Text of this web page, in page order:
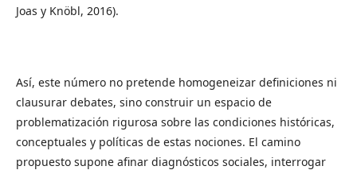
Joas y Knöbl, 2016).
Así, este número no pretende homogeneizar definiciones ni
clausurar debates, sino construir un espacio de
problematización rigurosa sobre las condiciones históricas,
conceptuales y políticas de estas nociones. El camino
propuesto supone afinar diagnósticos sociales, interrogar